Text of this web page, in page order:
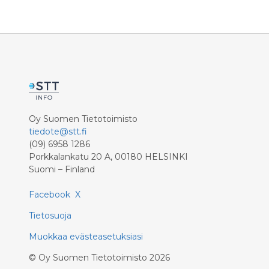
Oy Suomen Tietotoimisto
tiedote@stt.fi
(09) 6958 1286
Porkkalankatu 20 A, 00180 HELSINKI
Suomi – Finland
Facebook X
Tietosuoja
Muokkaa evästeasetuksiasi
© Oy Suomen Tietotoimisto 2026